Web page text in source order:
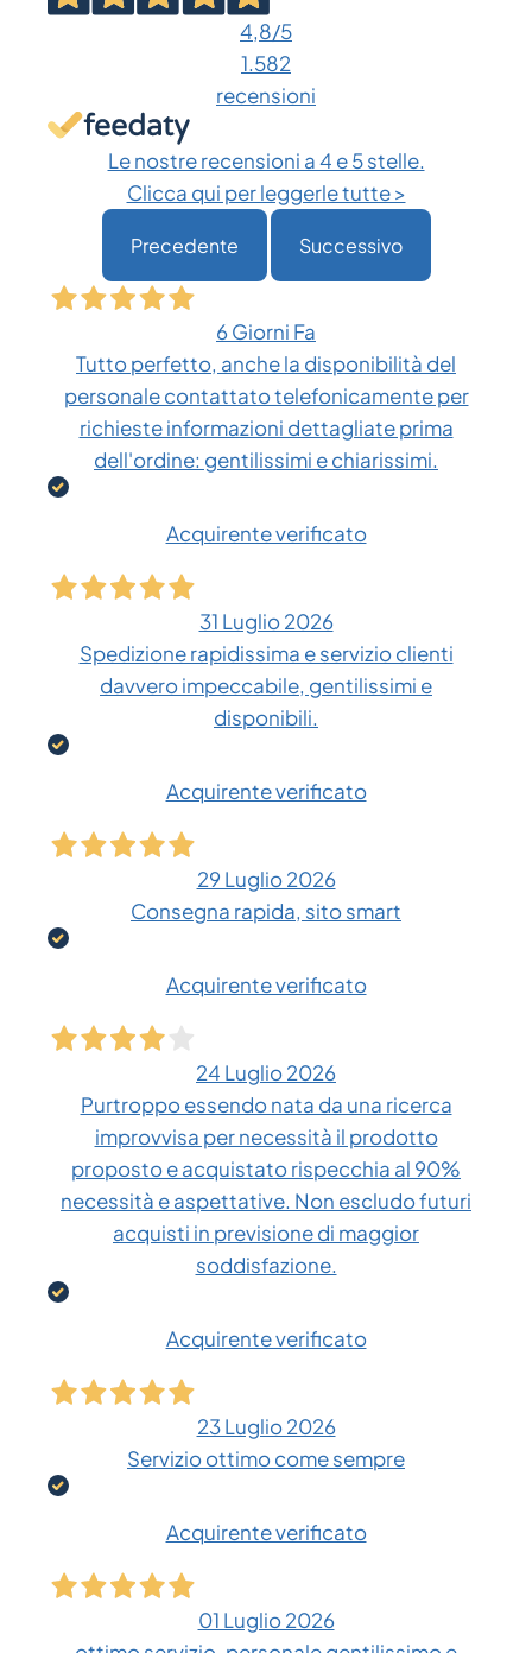
opzioni
scelte
prodotto
4,8/5
1.582
recensioni
Le nostre recensioni a 4 e 5 stelle.
Clicca qui per leggerle tutte >
Precedente Successivo
6 Giorni Fa
Tutto perfetto, anche la disponibilità del
personale contattato telefonicamente per
richieste informazioni dettagliate prima
dell'ordine: gentilissimi e chiarissimi.
Acquirente verificato
31 Luglio 2026
Spedizione rapidissima e servizio clienti
davvero impeccabile, gentilissimi e
disponibili.
Acquirente verificato
29 Luglio 2026
Consegna rapida, sito smart
Acquirente verificato
24 Luglio 2026
Purtroppo essendo nata da una ricerca
improvvisa per necessità il prodotto
proposto e acquistato rispecchia al 90%
necessità e aspettative. Non escludo futuri
acquisti in previsione di maggior
soddisfazione.
Acquirente verificato
23 Luglio 2026
Servizio ottimo come sempre
Acquirente verificato
01 Luglio 2026